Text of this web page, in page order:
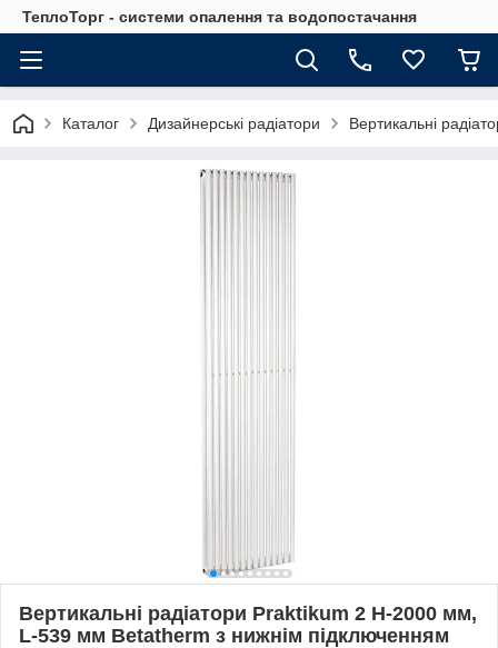
ТеплоТорг - системи опалення та водопостачання
Каталог Дизайнерські радіатори Вертикальні
Вертикальні радіатори Praktikum 2 H-2000 мм,
L-539 мм Betatherm з нижнім підключенням